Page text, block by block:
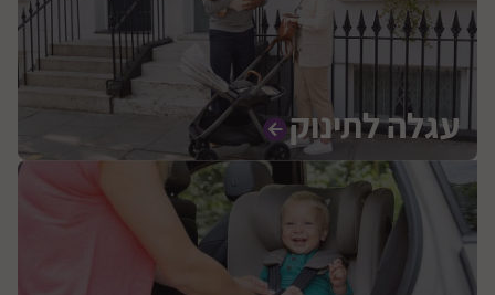
עגלה לתינוק